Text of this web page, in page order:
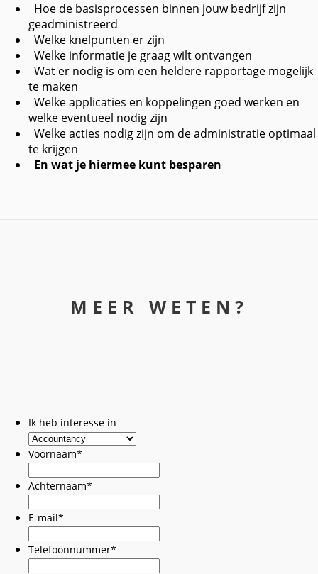
Hoe de basisprocessen binnen jouw bedrijf zijn
geadministreerd
Welke knelpunten er zijn
Welke informatie je graag wilt ontvangen
Wat er nodig is om een heldere rapportage mogelijk
te maken
Welke applicaties en koppelingen goed werken en
welke eventueel nodig zijn
Welke acties nodig zijn om de administratie optimaal
te krijgen
En wat je hiermee kunt besparen
MEER WETEN?
Ik heb interesse in
Voornaam*
Achternaam*
E-mail*
Telefoonnummer*